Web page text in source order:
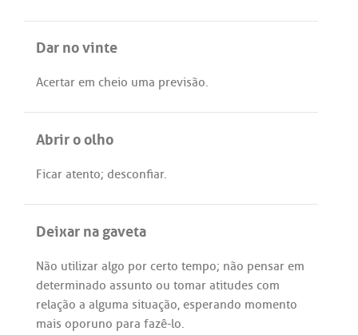
Dar no vinte
Acertar em cheio uma previsão.
Abrir o olho
Ficar atento; desconfiar.
Deixar na gaveta
Não utilizar algo por certo tempo; não pensar em
determinado assunto ou tomar atitudes com
relação a alguma situação, esperando momento
mais oporuno para fazê-lo.